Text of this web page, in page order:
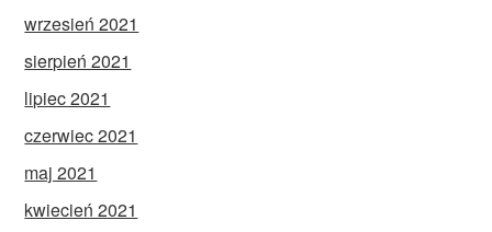
wrzesień 2021
sierpień 2021
lipiec 2021
czerwiec 2021
maj 2021
kwiecień 2021